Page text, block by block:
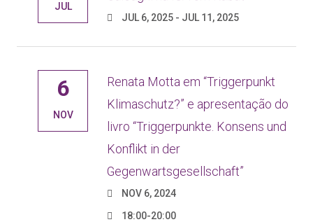
JUL
JUL 6, 2025 - JUL 11, 2025
6
NOV
Renata Motta em “Triggerpunkt
Klimaschutz?” e apresentação do
livro “Triggerpunkte. Konsens und
Konflikt in der
Gegenwartsgesellschaft”
NOV 6, 2024
18:00-20:00